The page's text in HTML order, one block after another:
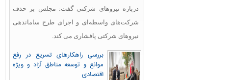
درباره نیروهای شرکتی گفت: مجلس بر حذف
شرکت‌های واسطه‌ای و اجرای طرح ساماندهی
نیروهای شرکتی پافشاری می کند.
بررسی راهکارهای تسریع در رفع
موانع و توسعه مناطق آزاد و ویژه
اقتصادی